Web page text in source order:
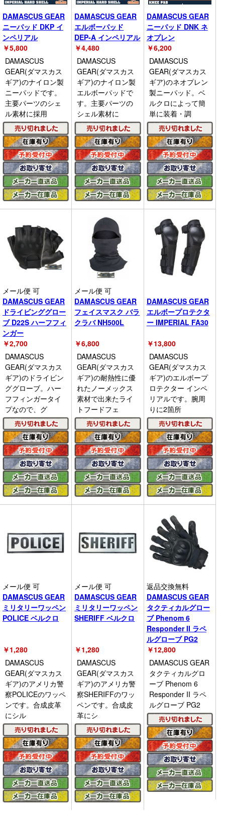
DAMASCUS GEAR
ニーパッド DKP イ
ンペリアル
￥5,800
DAMASCUS
GEAR(ダマスカス
ギア)のナイロン製
ニーパッドです。
主要パーツのシェ
ル素材に採用
DAMASCUS GEAR
エルボーパッド
DEP-A インペリアル
￥4,480
DAMASCUS
GEAR(ダマスカス
ギア)のナイロン製
エルボーパッドで
す。主要パーツの
シェル素材に
DAMASCUS GEAR
ニーパッド DNK ネ
オプレン
￥6,200
DAMASCUS
GEAR(ダマスカス
ギア)のネオプレン
製ニーパッド。ベ
ルクロによって簡
単に装着・調
メール便 可
DAMASCUS GEAR
ドライビンググロー
ブ D22S ハーフフィ
ンガー
￥2,700
DAMASCUS
GEAR(ダマスカス
ギア)のドライビン
ググローブ。ハー
フフィンガータイ
プなので、グ
メール便 可
DAMASCUS GEAR
フェイスマスク バラ
クラバ NH500L
￥6,800
DAMASCUS
GEAR(ダマスカス
ギア)の耐熱性に優
れたノーメックス
素材で出来たライ
トフードフェ
DAMASCUS GEAR
エルボープロテクタ
ー IMPERIAL FA30
￥13,800
DAMASCUS
GEAR(ダマスカス
ギア)のエルボープ
ロテクター インペ
リアルです。腕周
りに2箇所
メール便 可
DAMASCUS GEAR
ミリタリーワッペン
POLICE ベルクロ
￥1,280
DAMASCUS
GEAR(ダマスカス
ギア)のアメリカ警
察POLICEのワッペ
ンです。合成皮革
にシル
メール便 可
DAMASCUS GEAR
ミリタリーワッペン
SHERIFF ベルクロ
￥1,280
DAMASCUS
GEAR(ダマスカス
ギア)のアメリカ警
察SHERIFFのワッ
ペンです。合成皮
革にシ
返品交換無料
DAMASCUS GEAR
タクティカルグロー
ブ Phenom 6
Responder II ラペ
ルグローブ PG2
￥12,800
DAMASCUS GEAR
タクティカルグロ
ーブ Phenom 6
Responder II ラペ
ルグローブ PG2